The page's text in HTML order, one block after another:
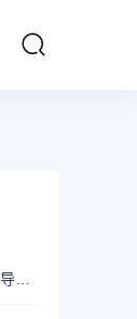
点痣疤痕增生怎么办 如何应对点痣导致的疤痕增生